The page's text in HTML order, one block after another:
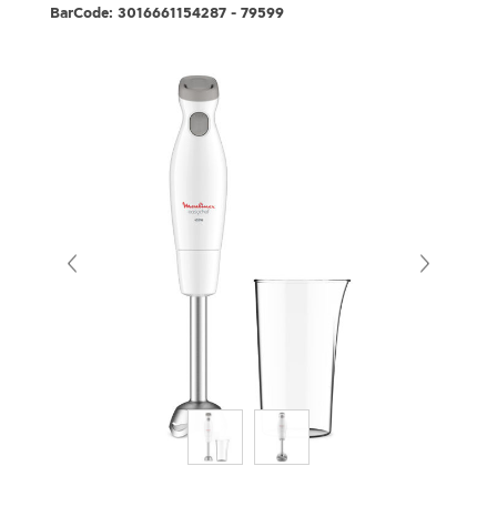
BarCode: 3016661154287 - 79599